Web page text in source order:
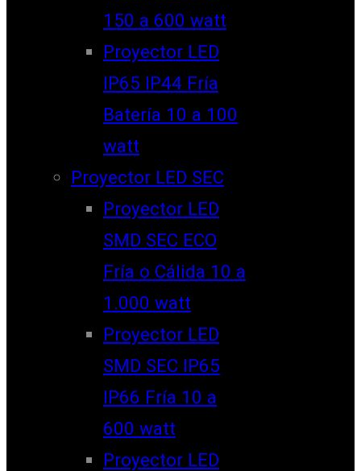
150 a 600 watt
Proyector LED
IP65 IP44 Fría
Batería 10 a 100
watt
Proyector LED SEC
Proyector LED
SMD SEC ECO
Fría o Cálida 10 a
1.000 watt
Proyector LED
SMD SEC IP65
IP66 Fría 10 a
600 watt
Proyector LED